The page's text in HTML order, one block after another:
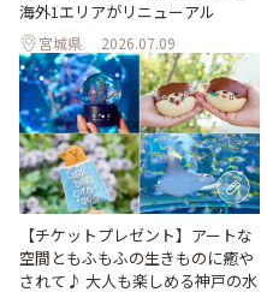
海外1エリアがリニューアル
宮城県 2026.07.09
【チケットプレゼント】アートな
空間ともふもふの生きものに癒や
されて♪ 大人も楽しめる神戸の水